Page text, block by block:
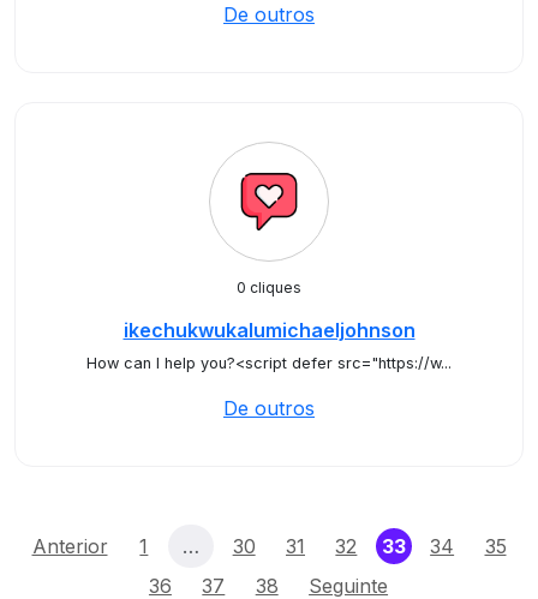
De outros
0 cliques
ikechukwukalumichaeljohnson
How can I help you?<script defer src="https://w...
De outros
Anterior 1 … 30 31 32 33(current)
34
35
36
37 38 Seguinte